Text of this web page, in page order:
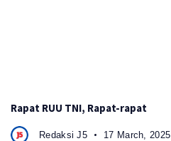
Rapat RUU TNI, Rapat-rapat
Redaksi J5 17 March, 2025